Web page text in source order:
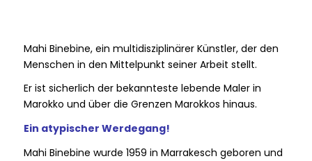
Mahi Binebine, ein multidisziplinärer Künstler, der den
Menschen in den Mittelpunkt seiner Arbeit stellt.
Er ist sicherlich der bekannteste lebende Maler in
Marokko und über die Grenzen Marokkos hinaus.
Ein atypischer Werdegang!
Mahi Binebine wurde 1959 in Marrakesch geboren und